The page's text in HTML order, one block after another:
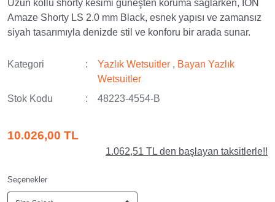
Uzun kollu shorty kesimi güneşten koruma sağlarken, ION
Amaze Shorty LS 2.0 mm Black, esnek yapısı ve zamansız
siyah tasarımıyla denizde stil ve konforu bir arada sunar.
Kategori Yazlık Wetsuitler , Bayan Yazlık
Wetsuitler
Stok Kodu
48223-4554-B
10.026,00 TL
1.062,51 TL den başlayan taksitlerle!!
Seçenekler